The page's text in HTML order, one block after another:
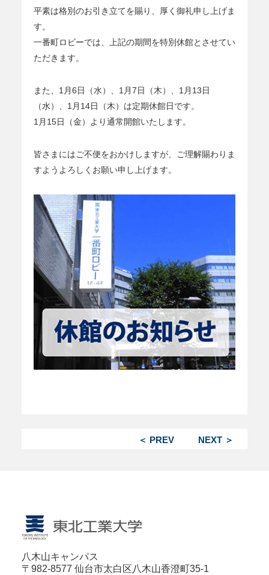
平素は格別のお引き立てを賜り、厚く御礼申し上げま
す。
一番町ロビーでは、上記の期間を特別休館とさせてい
ただきます。
また、1月6日（水）、1月7日（木）、1月13日
（水）、1月14日（木）は定期休館日です。
1月15日（金）より通常開館いたします。
皆さまにはご不便をおかけしますが、ご理解賜わりま
すようよろしくお願い申し上げます。
NEXT ＞
＜ PREV
八木山キャンパス
〒982-8577 仙台市太白区八木山香澄町35-1